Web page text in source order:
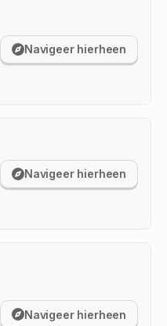
Navigeer hierheen
Navigeer hierheen
Navigeer hierheen